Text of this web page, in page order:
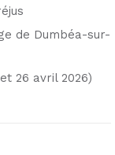
de Dumbéa-sur-
26 avril 2026)